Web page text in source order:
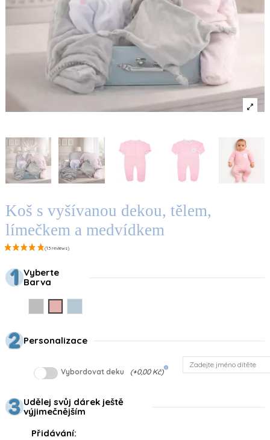
Koš s vyšívanou dekou, tělem,
límečkem a medvídkem
Vyberte
Barva
Personalizace
Vybordovat deku (+0,00 Kč)info
Udělej svůj dárek ještě
výjimečnějším
Přidávání: